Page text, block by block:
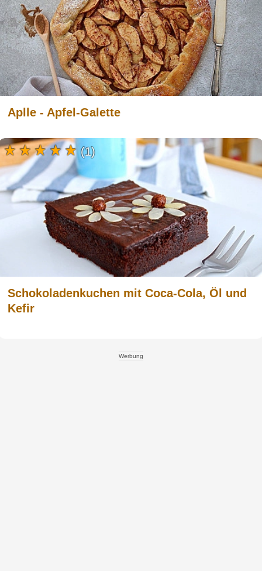
Aplle - Apfel-Galette
Schokoladenkuchen mit Coca-Cola, Öl und
Kefir
(1)
Werbung